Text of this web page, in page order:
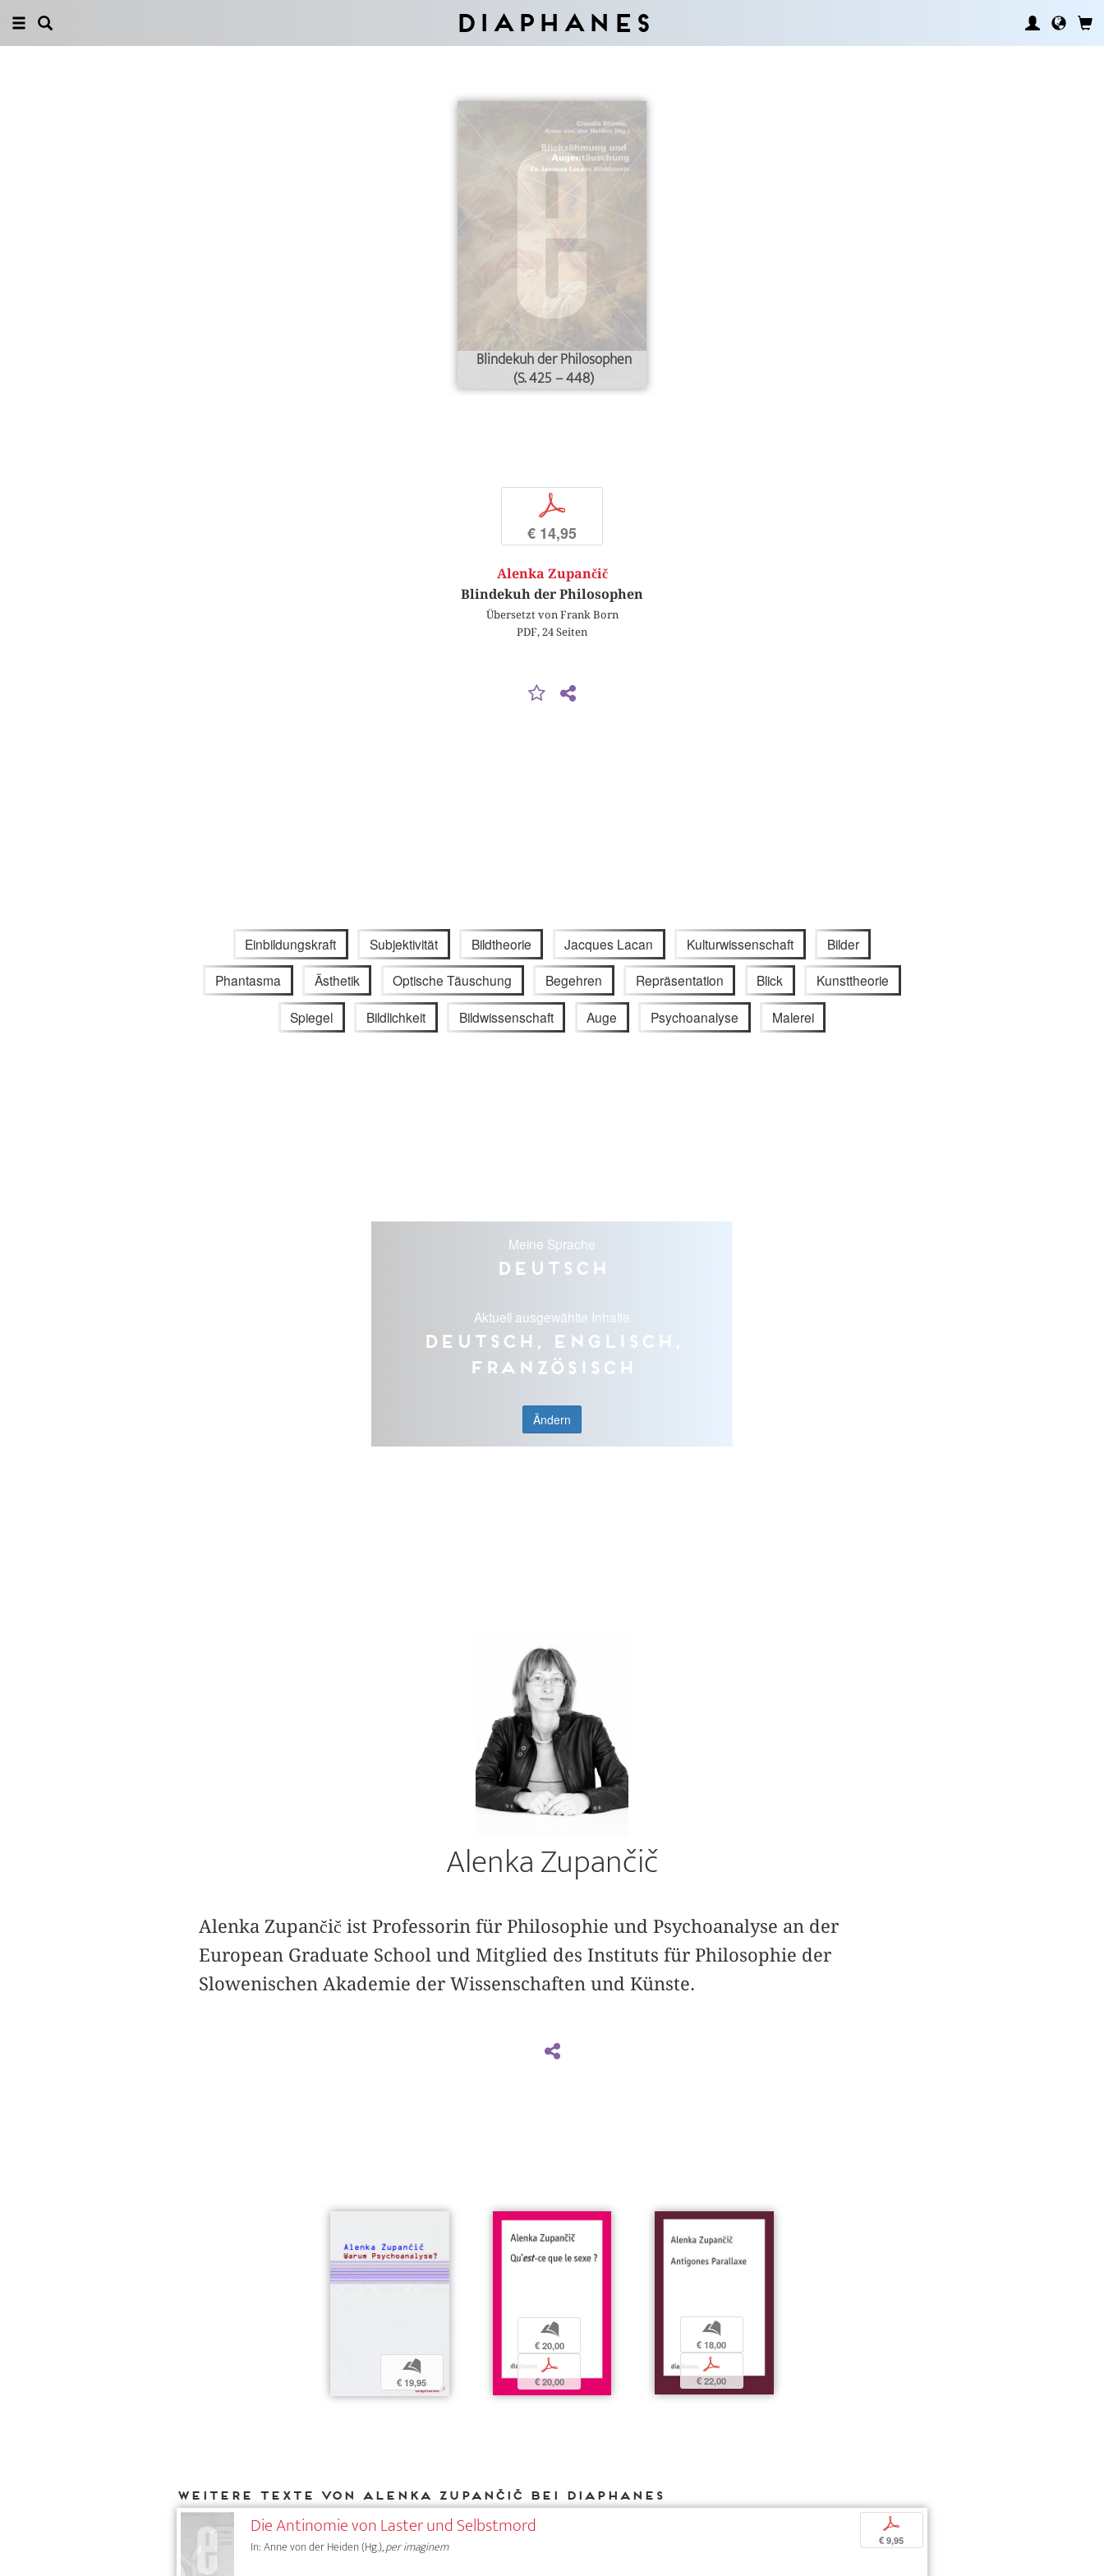
Diaphanes
Blindekuh der Philosophen
(S. 425 – 448)
p
€ 14,95
Alenka Zupančič
Blindekuh der Philosophen
Übersetzt von Frank Born
PDF, 24 Seiten
Einbildungskraft Subjektivität Bildtheorie Jacques Lacan Kulturwissenschaft Bilder
Phantasma Ästhetik Optische Täuschung Begehren Repräsentation Blick Kunsttheorie
Spiegel Bildlichkeit Bildwissenschaft Auge Psychoanalyse Malerei
Meine Sprache
Deutsch
Aktuell ausgewählte Inhalte
Deutsch, Englisch,
Französisch
Ändern
Alenka Zupančič
Alenka Zupančič ist Professorin für Philosophie und Psychoanalyse an der
European Graduate School und Mitglied des Instituts für Philosophie der
Slowenischen Akademie der Wissenschaften und Künste.
b
€ 19,95
b
€ 20,00
p
€ 20,00
b
€ 18,00
p
€ 22,00
Weitere Texte von Alenka Zupančič bei DIAPHANES
Die Antinomie von Laster und Selbstmord
In: Anne von der Heiden (Hg.),per imaginem
p
€ 9,95